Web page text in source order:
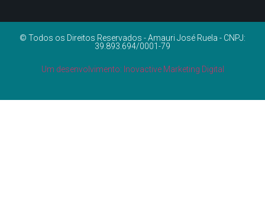
© Todos os Direitos Reservados - Amauri José Ruela - CNPJ:
39.893.694/0001-79
Um desenvolvimento: Inovactive Marketing Digital